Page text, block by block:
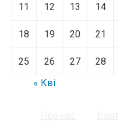
11 12 13 14
18 19 20 21
25 26 27 28
« Кві